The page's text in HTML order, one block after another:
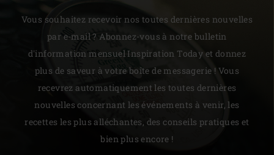
Vous souhaitez recevoir nos toutes dernières nouvelles
par e-mail ? Abonnez-vous à notre bulletin
d'information mensuel Inspiration Today et donnez
plus de saveur à votre boîte de messagerie ! Vous
recevrez automatiquement les toutes dernières
nouvelles concernant les événements à venir, les
recettes les plus alléchantes, des conseils pratiques et
bien plus encore !